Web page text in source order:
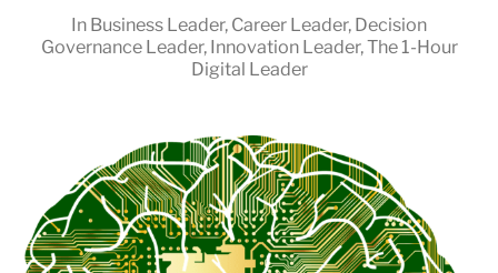
In Business Leader, Career Leader, Decision
Governance Leader, Innovation Leader,The 1-Hour
Digital Leader